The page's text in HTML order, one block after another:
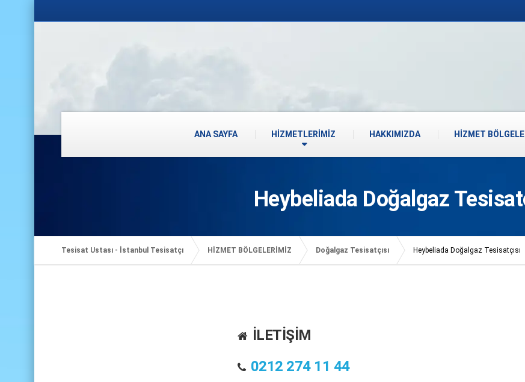
ANA SAYFA HİZMETLERİMİZ HAKKIMIZDA HİZMET
Heybeliada Doğalgaz
Tesisat Ustası - İstanbul Tesisatçı HİZMET BÖLGELERİMİZ Doğalgaz Tesisatçısı Heybeliada Doğalgaz Tesisatçısı
İLETİŞİM
0212 274 11 44